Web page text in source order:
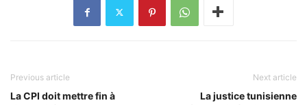
Previous article
La CPI doit mettre fin à
Next article
La justice tunisienne